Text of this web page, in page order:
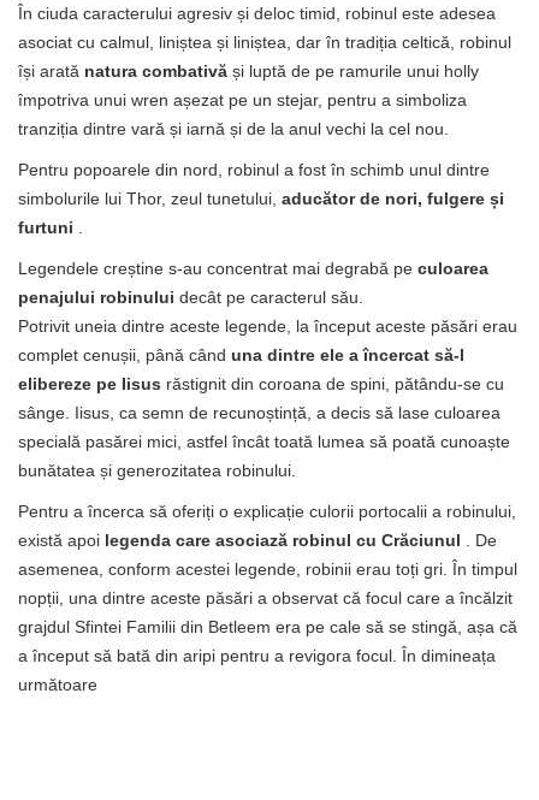
În ciuda caracterului agresiv și deloc timid, robinul este adesea
asociat cu calmul, liniștea și liniștea, dar în tradiția celtică, robinul
își arată natura combativă și luptă de pe ramurile unui holly
împotriva unui wren așezat pe un stejar, pentru a simboliza
tranziția dintre vară și iarnă și de la anul vechi la cel nou.
Pentru popoarele din nord, robinul a fost în schimb unul dintre
simbolurile lui Thor, zeul tunetului, aducător de nori, fulgere și
furtuni
Legendele creștine s-au concentrat mai degrabă pe culoarea
penajului robinului decât pe caracterul său.
Potrivit uneia dintre aceste legende, la început aceste păsări erau
complet cenușii, până când una dintre ele a încercat să-l
elibereze pe Iisus răstignit din coroana de spini, pătându-se cu
sânge. Iisus, ca semn de recunoștință, a decis să lase culoarea
specială pasărei mici, astfel încât toată lumea să poată cunoaște
bunătatea și generozitatea robinului.
Pentru a încerca să oferiți o explicație culorii portocalii a robinului,
există apoi legenda care asociază robinul cu Crăciunul . De
asemenea, conform acestei legende, robinii erau toți gri. În timpul
nopții, una dintre aceste păsări a observat că focul care a încălzit
grajdul Sfintei Familii din Betleem era pe cale să se stingă, așa că
a început să bată din aripi pentru a revigora focul. În dimineața
următoare